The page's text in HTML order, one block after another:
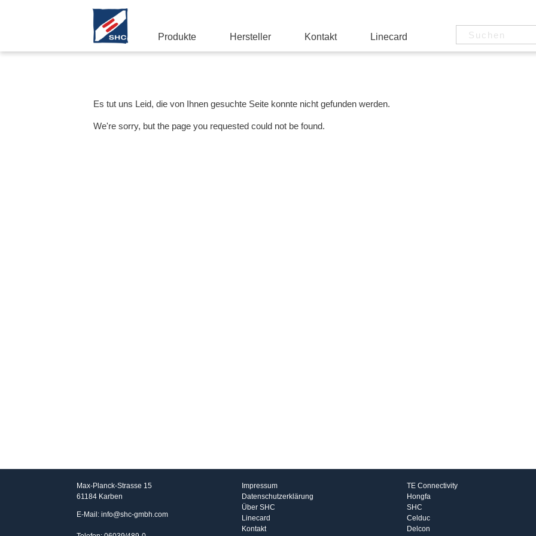
Produkte Hersteller Kontakt Linecard
Es tut uns Leid, die von Ihnen gesuchte Seite konnte nicht gefunden werden.
We're sorry, but the page you requested could not be found.
Max-Planck-Strasse 15
61184 Karben
E-Mail: info@shc-gmbh.com
Impressum
Datenschutzerklärung
Über SHC
Linecard
Kontakt
TE Connectivity
Hongfa
SHC
Celduc
Delcon